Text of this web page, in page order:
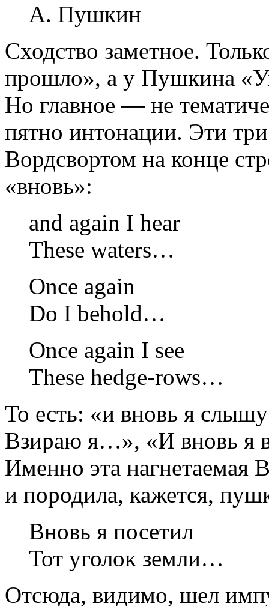
А. Пушкин
Сходство заметное.
прошло», а у Пушкина
Но главное — не
пятно интонации. Эти
Вордсвортом на конце
«вновь»:
and again I hear
These waters…
Once again
Do I behold…
Once again I see
These hedge-rows…
То есть: «и вновь я
Взираю я…», «И вновь я
Именно эта нагнетаемая
и породила, кажется,
Вновь я посетил
Тот уголок земли…
Отсюда, видимо, шел